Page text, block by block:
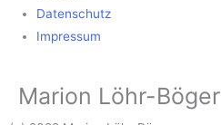
Datenschutz
Impressum
Marion Löhr-Böger